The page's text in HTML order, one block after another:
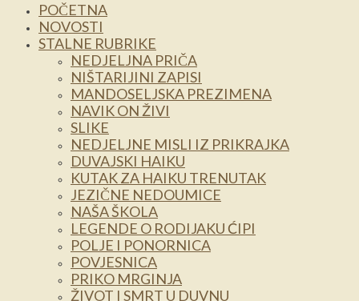
POČETNA
NOVOSTI
STALNE RUBRIKE
NEDJELJNA PRIČA
NIŠTARIJINI ZAPISI
MANDOSELJSKA PREZIMENA
NAVIK ON ŽIVI
SLIKE
NEDJELJNE MISLI IZ PRIKRAJKA
DUVAJSKI HAIKU
KUTAK ZA HAIKU TRENUTAK
JEZIČNE NEDOUMICE
NAŠA ŠKOLA
LEGENDE O RODIJAKU ĆIPI
POLJE I PONORNICA
POVJESNICA
PRIKO MRGINJA
ŽIVOT I SMRT U DUVNU